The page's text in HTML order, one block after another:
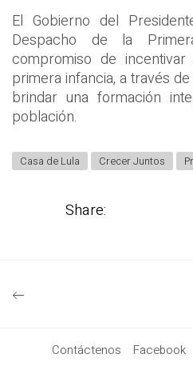
El Gobierno del
Despacho de la
compromiso de
primera infancia, a través
brindar una formación
población.
Casa de Lula Crecer Juntos
Share:
Contáctenos Facebook